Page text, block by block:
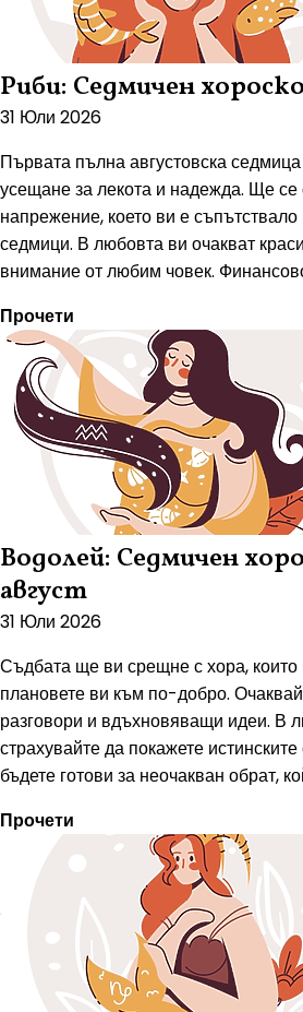
Риби: Седмичен
31 Юли 2026
Първата пълна августовска
усещане за лекота и надежда. Ще се
напрежение, което ви е
седмици. В любовта ви очакват
внимание от любим човек.
Прочети
Водолей: Седмичен
август
31 Юли 2026
Съдбата ще ви срещне с хора, които
плановете ви към по-добро.
разговори и вдъхновяващи идеи. В
страхувайте да покажете
бъдете готови за неочакван обрат,
Прочети